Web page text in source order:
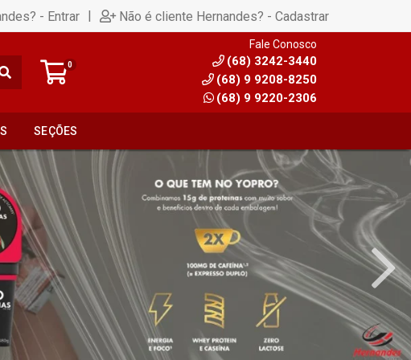
- Entrar | Não é cliente Hernandes? - Cadastrar
0
Fale Conosco
(68) 3242-3440
(68) 9 9208-8250
(68) 9 9220-2306
SEÇÕES